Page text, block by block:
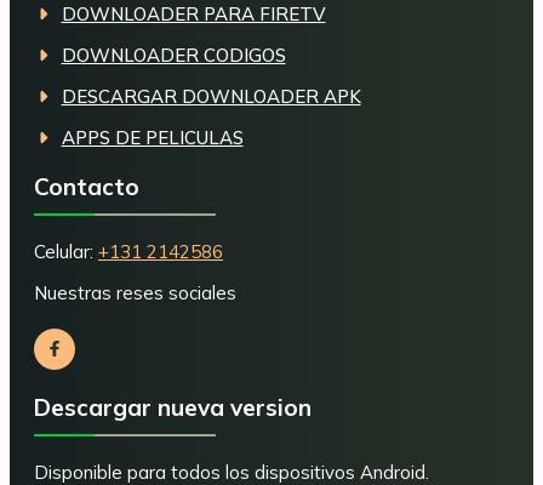
DOWNLOADER PARA FIRETV
DOWNLOADER CODIGOS
DESCARGAR DOWNLOADER APK
APPS DE PELICULAS
Contacto
Celular: +131 2142586
Nuestras reses sociales
Descargar nueva version
Disponible para todos los dispositivos Android.